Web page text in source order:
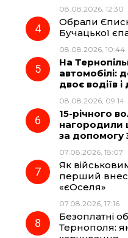
08.08.2026, 12:30
Обрали
Бучацької
08.08.2026, 10:44
На
автомобілі:
двоє водіїв
08.08.2026, 09:14
15-річного
нагородили
за допомогу
07.08.2026, 18:07
Як
перший
«єОселя»
07.08.2026, 17:16
Безоплатні
Тернополя: